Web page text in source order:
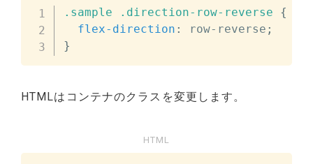
.sample .direction-row-reverse
{
flex-direction : row-reverse ;
}
HTMLはコンテナのクラスを変更します。
HTML